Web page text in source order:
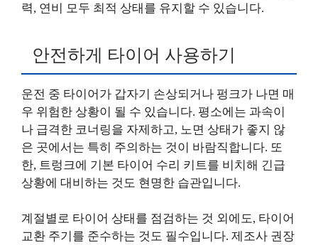
력, 연비 모두 최적 상태를 유지할 수 있습니다.
안전하게 타이어 사용하기
운전 중 타이어가 갑자기 손상되거나 펑크가 나면 매
우 위험한 상황이 될 수 있습니다. 평소에는 과속이
나 급격한 코너링을 자제하고, 노면 상태가 좋지 않
은 곳에서는 특히 주의하는 것이 바람직합니다. 또
한, 트렁크에 기본 타이어 수리 키트를 비치해 긴급
상황에 대비하는 것도 현명한 습관입니다.
계절별로 타이어 상태를 점검하는 것 외에도, 타이어
교환 주기를 준수하는 것도 필수입니다. 제조사 권장